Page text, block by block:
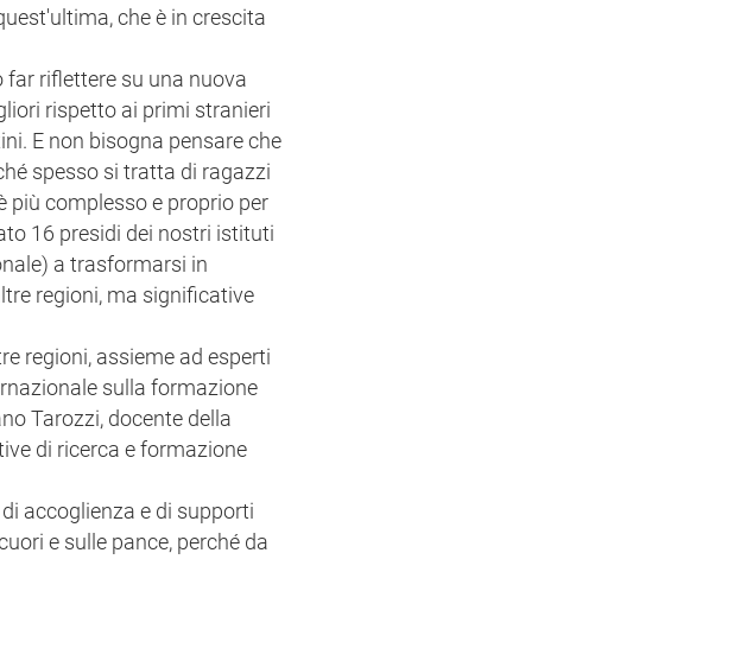
che è in crescita
far riflettere su una nuova
rispetto ai primi stranieri
E non bisogna pensare che
spesso si tratta di ragazzi
più complesso e proprio per
16 presidi dei nostri istituti
a trasformarsi in
regioni, ma significative
regioni, assieme ad esperti
sulla formazione
Tarozzi, docente della
di ricerca e formazione
accoglienza e di supporti
e sulle pance, perché da